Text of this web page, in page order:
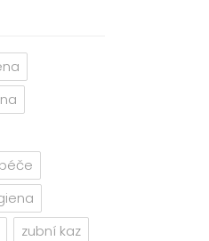
zubní kaz